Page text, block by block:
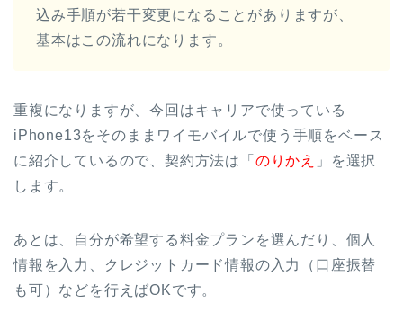
込み手順が若干変更になることがありますが、
基本はこの流れになります。
重複になりますが、今回はキャリアで使っている
iPhone13をそのままワイモバイルで使う手順をベース
に紹介しているので、契約方法は「 のりかえ
」を選択
します。
あとは、自分が希望する料金プランを選んだり、個人
情報を入力、クレジットカード情報の入力（口座振替
も可）などを行えばOKです。